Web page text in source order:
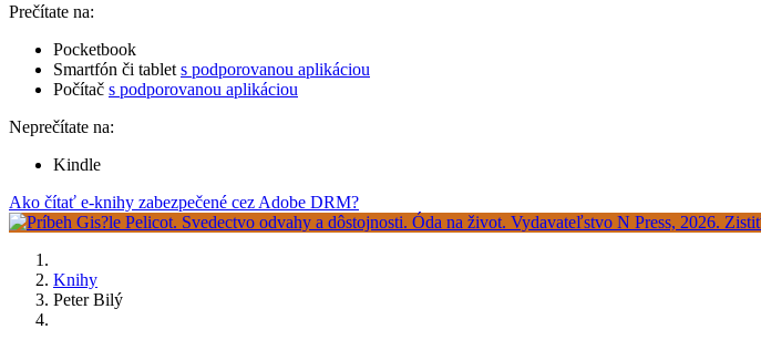
Prečítate na:
Pocketbook
Smartfón či tablet s podporovanou aplikáciou
Počítač s podporovanou aplikáciou
Neprečítate na:
Kindle
Ako čítať e-knihy zabezpečené cez Adobe DRM?
Knihy
Peter Bilý